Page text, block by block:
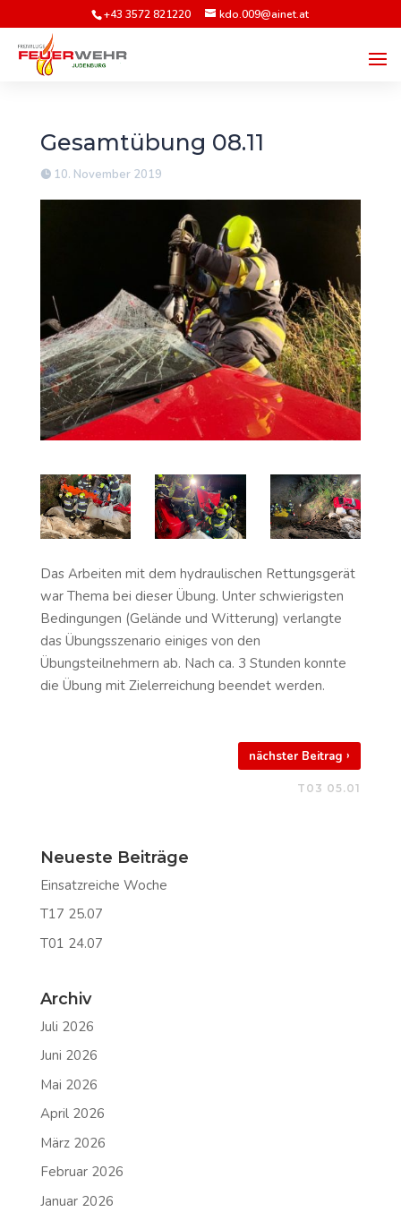
+43 3572 821220 kdo.009@ainet.at
Gesamtübung 08.11
10. November 2019
Das Arbeiten mit dem hydraulischen Rettungsgerät
war Thema bei dieser Übung. Unter schwierigsten
Bedingungen (Gelände und Witterung) verlangte
das Übungsszenario einiges von den
Übungsteilnehmern ab. Nach ca. 3 Stunden konnte
die Übung mit Zielerreichung beendet werden.
nächster Beitrag›
T03 05.01
Neueste Beiträge
Einsatzreiche Woche
T17 25.07
T01 24.07
Archiv
Juli 2026
Juni 2026
Mai 2026
April 2026
März 2026
Februar 2026
Januar 2026